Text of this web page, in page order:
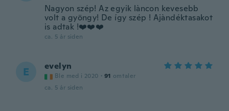
Nagyon szép! Az egyik làncon kevesebb
volt a gyöngy! De így szép ! Ajàndéktasakot
is adtak !❤️❤️❤️
ca. 5 år siden
E evelyn
Ble med i 2020 · 91 omtaler
ca. 5 år siden